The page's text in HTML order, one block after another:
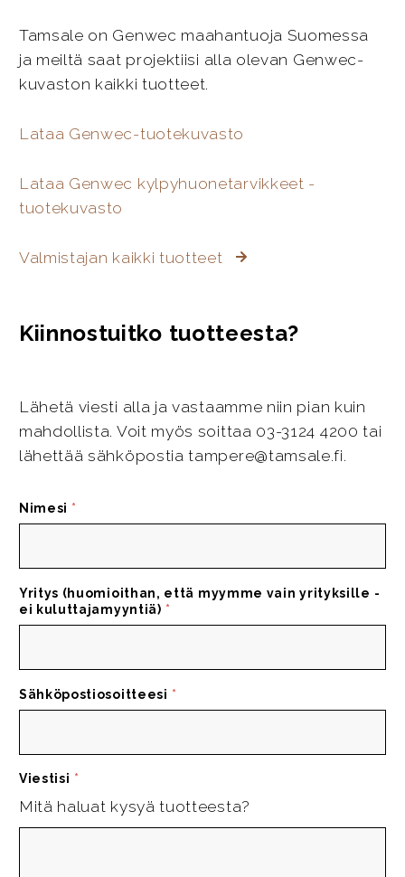
Tamsale on Genwec maahantuoja Suomessa
ja meiltä saat projektiisi alla olevan Genwec-
kuvaston kaikki tuotteet.
Lataa Genwec-tuotekuvasto
Lataa Genwec kylpyhuonetarvikkeet -
tuotekuvasto
Valmistajan kaikki tuotteet
Kiinnostuitko tuotteesta?
Lähetä viesti alla ja vastaamme niin pian kuin
mahdollista. Voit myös soittaa 03-3124 4200 tai
lähettää sähköpostia tampere@tamsale.fi.
Nimesi *
Yritys (huomioithan, että myymme vain yrityksille -
ei kuluttajamyyntiä) *
Sähköpostiosoitteesi *
Viestisi *
Mitä haluat kysyä tuotteesta?